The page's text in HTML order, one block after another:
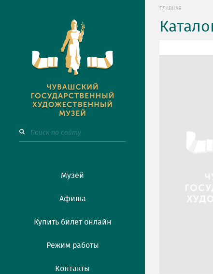
Музей
Афиша
Купить билет онлайн
Режим работы
Контакты
ГЛАВНАЯ